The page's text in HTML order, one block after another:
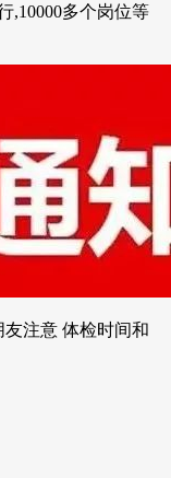
,10000多个岗位等
注意 体检时间和